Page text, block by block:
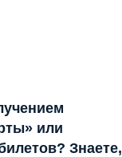
или
Знаете,